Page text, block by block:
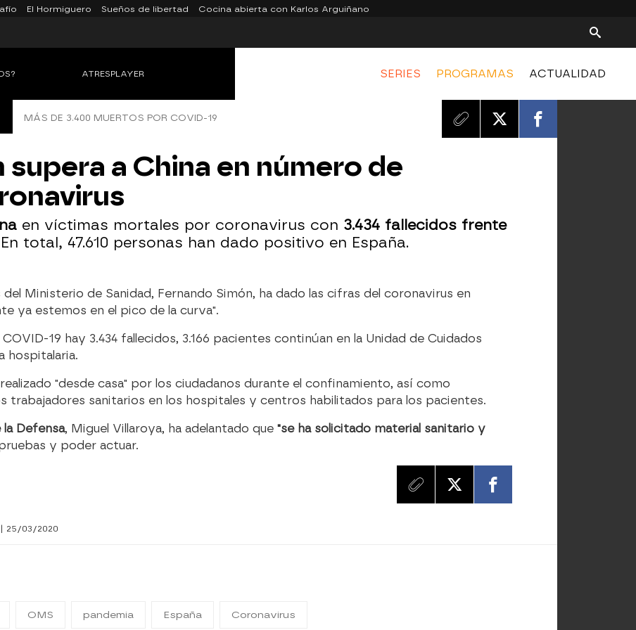
El Hormiguero Sueños de libertad Cocina abierta con Karlos Arguiñano
SERIES PROGRAMAS ACTUALIDAD
ATRESPLAYER
MÁS DE 3.400 MUERTOS POR COVID-19
supera a China en número de
en víctimas mortales por coronavirus con 3.434 fallecidos frente
total, 47.610 personas han dado positivo en España.
Ministerio de Sanidad, Fernando Simón, ha dado las cifras del coronavirus en
ya estemos en el pico de la curva".
19 hay 3.434 fallecidos, 3.166 pacientes continúan en la Unidad de Cuidados
hospitalaria.
"desde casa" por los ciudadanos durante el confinamiento, así como
trabajadores sanitarios en los hospitales y centros habilitados para los pacientes.
Defensa, Miguel Villaroya, ha adelantado que"se ha solicitado material sanitario y
y poder actuar.
25/03/2020
OMS pandemia España Coronavirus